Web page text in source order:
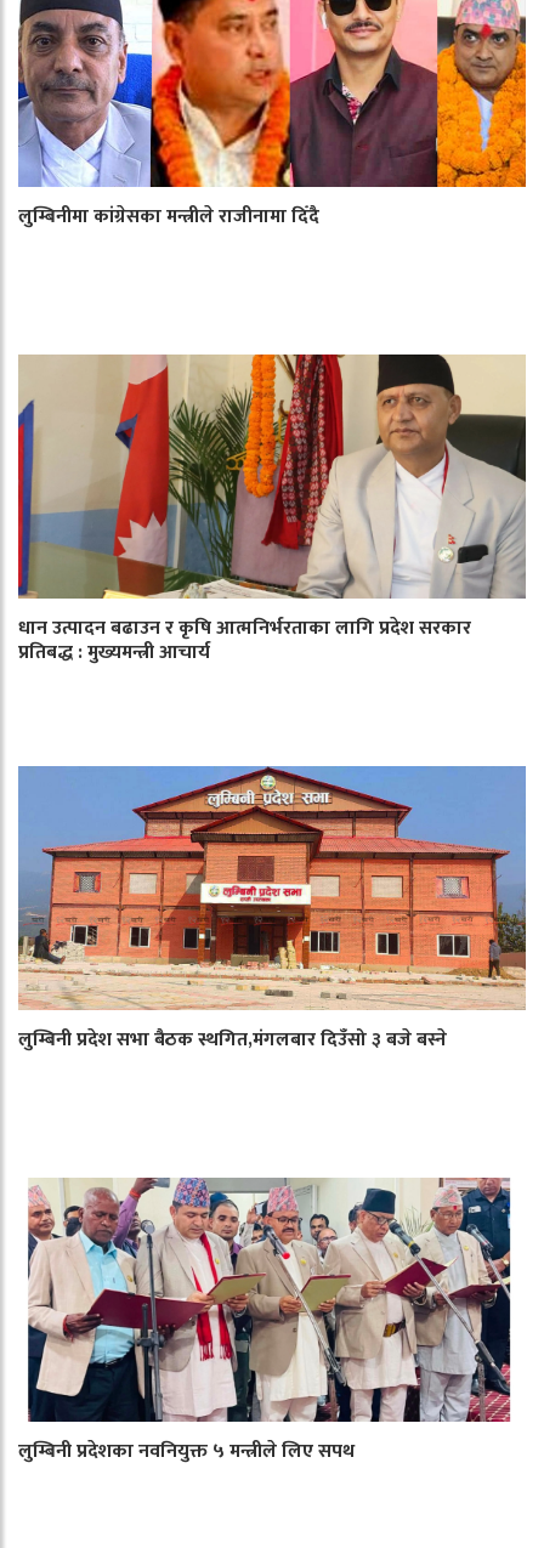
लुम्बिनीमा कांग्रेसका मन्त्रीले राजीनामा दिँदै
धान उत्पादन बढाउन र कृषि आत्मनिर्भरताका लागि प्रदेश सरकार
प्रतिबद्ध : मुख्यमन्त्री आचार्य
लुम्बिनी प्रदेश सभा बैठक स्थगित,मंगलबार दिउँसो ३ बजे बस्ने
लुम्बिनी प्रदेशका नवनियुक्त ५ मन्त्रीले लिए सपथ